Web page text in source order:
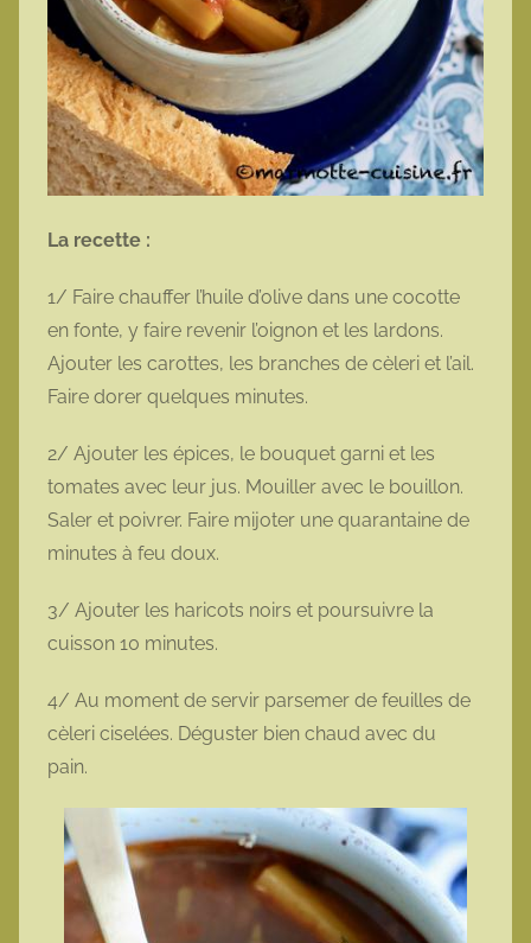
La recette :
1/ Faire chauffer l’huile d’olive dans une cocotte
en fonte, y faire revenir l’oignon et les lardons.
Ajouter les carottes, les branches de cèleri et l’ail.
Faire dorer quelques minutes.
2/ Ajouter les épices, le bouquet garni et les
tomates avec leur jus. Mouiller avec le bouillon.
Saler et poivrer. Faire mijoter une quarantaine de
minutes à feu doux.
3/ Ajouter les haricots noirs et poursuivre la
cuisson 10 minutes.
4/ Au moment de servir parsemer de feuilles de
cèleri ciselées. Déguster bien chaud avec du
pain.